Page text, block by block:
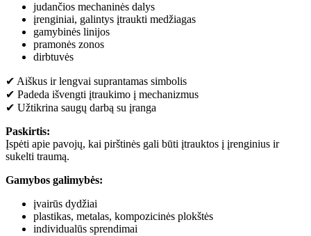
judančios mechaninės dalys
įrenginiai, galintys įtraukti medžiagas
gamybinės linijos
pramonės zonos
dirbtuvės
✔ Aiškus ir lengvai suprantamas simbolis
✔ Padeda išvengti įtraukimo į mechanizmus
✔ Užtikrina saugų darbą su įranga
Paskirtis:
Įspėti apie pavojų, kai pirštinės gali būti įtrauktos į įrenginius ir
sukelti traumą.
Gamybos galimybės:
įvairūs dydžiai
plastikas, metalas, kompozicinės plokštės
individualūs sprendimai